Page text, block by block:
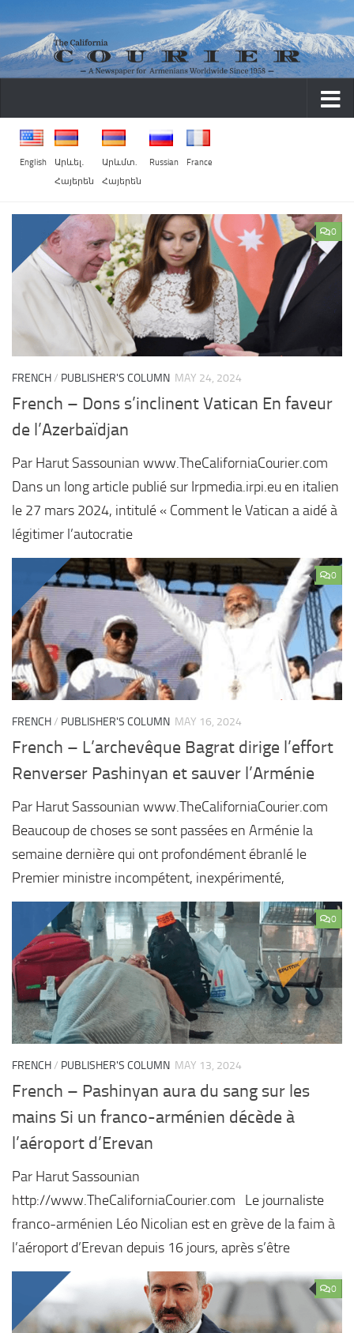
Skip to content
English
Արևել․
Հայերեն
Արևմտ.
Հայերեն
Russian France
0
FRENCH/ PUBLISHER'S COLUMN MAY 24, 2024
French – Dons s’inclinent Vatican En faveur
de l’Azerbaïdjan
Par Harut Sassounian www.TheCaliforniaCourier.com
Dans un long article publié sur Irpmedia.irpi.eu en italien
le 27 mars 2024, intitulé « Comment le Vatican a aidé à
légitimer l’autocratie
0
FRENCH/ PUBLISHER'S COLUMN MAY 16, 2024
French – L’archevêque Bagrat dirige l’effort
Renverser Pashinyan et sauver l’Arménie
Par Harut Sassounian www.TheCaliforniaCourier.com
Beaucoup de choses se sont passées en Arménie la
semaine dernière qui ont profondément ébranlé le
Premier ministre incompétent, inexpérimenté,
0
FRENCH/ PUBLISHER'S COLUMN MAY 13, 2024
French – Pashinyan aura du sang sur les
mains Si un franco-arménien décède à
l’aéroport d’Erevan
Par Harut Sassounian
http://www.TheCaliforniaCourier.com Le journaliste
franco-arménien Léo Nicolian est en grève de la faim à
l’aéroport d’Erevan depuis 16 jours, après s’être
0